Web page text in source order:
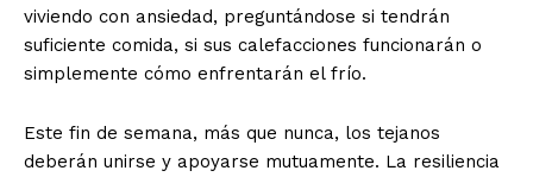
viviendo con ansiedad, preguntándose si tendrán
suficiente comida, si sus calefacciones funcionarán o
simplemente cómo enfrentarán el frío.
Este fin de semana, más que nunca, los tejanos
deberán unirse y apoyarse mutuamente. La resiliencia